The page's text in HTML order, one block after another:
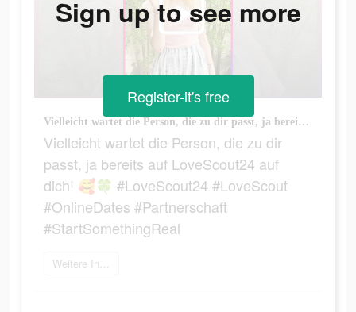
Vielleicht wartet die Person, die zu dir passt, ja bereits auf LoveScout24 auf dich! 🥰🍀 #LoveScout24 #LoveScout #OnlineDates #Partnerschaft #StartSomethingReal
Vielleicht wartet die Person, die zu dir
passt, ja bereits auf LoveScout24 auf
dich! 🥰🍀 #LoveScout24 #LoveScout
#OnlineDates #Partnerschaft
#StartSomethingReal
Weitere Informationen
Sign up to see more
Register-it's free